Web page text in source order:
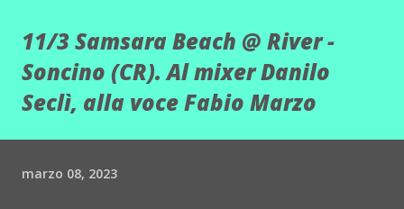
11/3 Samsara Beach @ River -
Soncino (CR). Al mixer Danilo
Seclì, alla voce Fabio Marzo
marzo 08, 2023